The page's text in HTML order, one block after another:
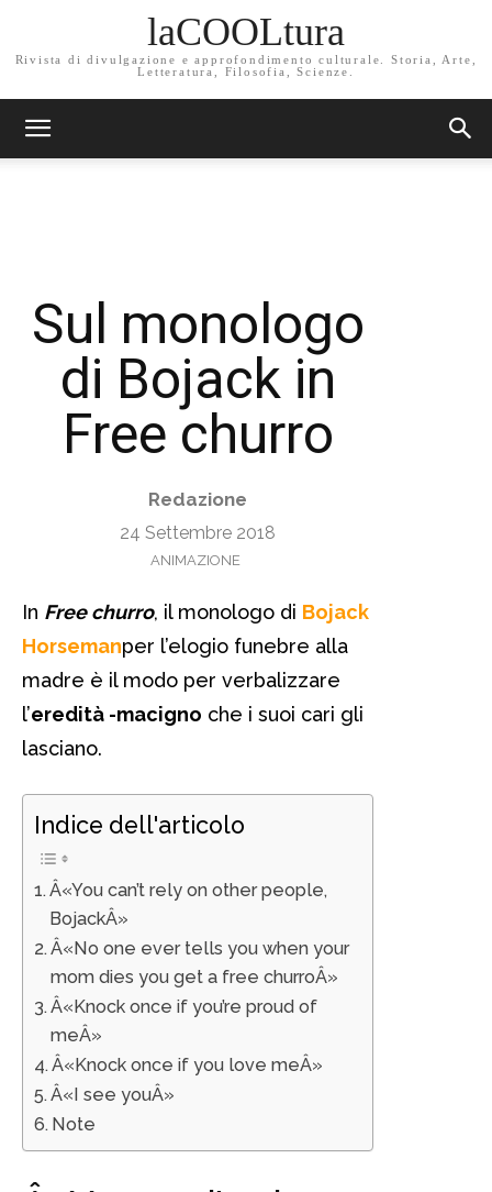
laCOOLtura
Rivista di divulgazione e approfondimento culturale. Storia, Arte,
Letteratura, Filosofia, Scienze.
Sul monologo
di Bojack in
Free churro
Redazione
24 Settembre 2018
ANIMAZIONE
In Free churro, il monologo di Bojack
Horsemanper l’elogio funebre alla
madre è il modo per verbalizzare
l’eredità -macigno che i suoi cari gli
lasciano.
Indice dell'articolo
Â«You can’t rely on other people,
BojackÂ»
Â«No one ever tells you when your
mom dies you get a free churroÂ»
Â«Knock once if you’re proud of
meÂ»
Â«Knock once if you love meÂ»
Â«I see youÂ»
Note